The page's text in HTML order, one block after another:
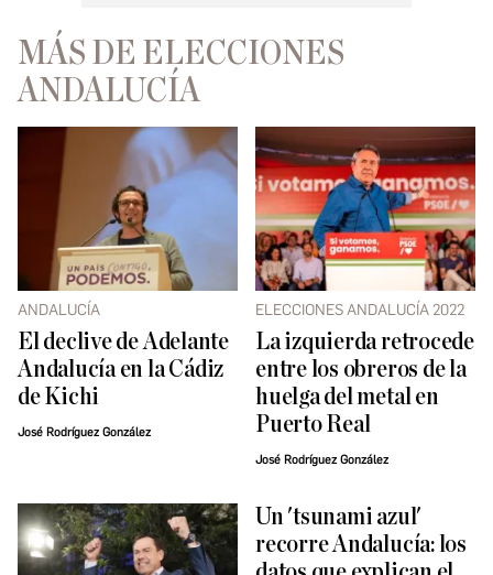
MÁS DE ELECCIONES
ANDALUCÍA
ANDALUCÍA
El declive de Adelante
Andalucía en la Cádiz
de Kichi
José Rodríguez González
ELECCIONES ANDALUCÍA 2022
La izquierda retrocede
entre los obreros de la
huelga del metal en
Puerto Real
José Rodríguez González
Un 'tsunami azul'
recorre Andalucía: los